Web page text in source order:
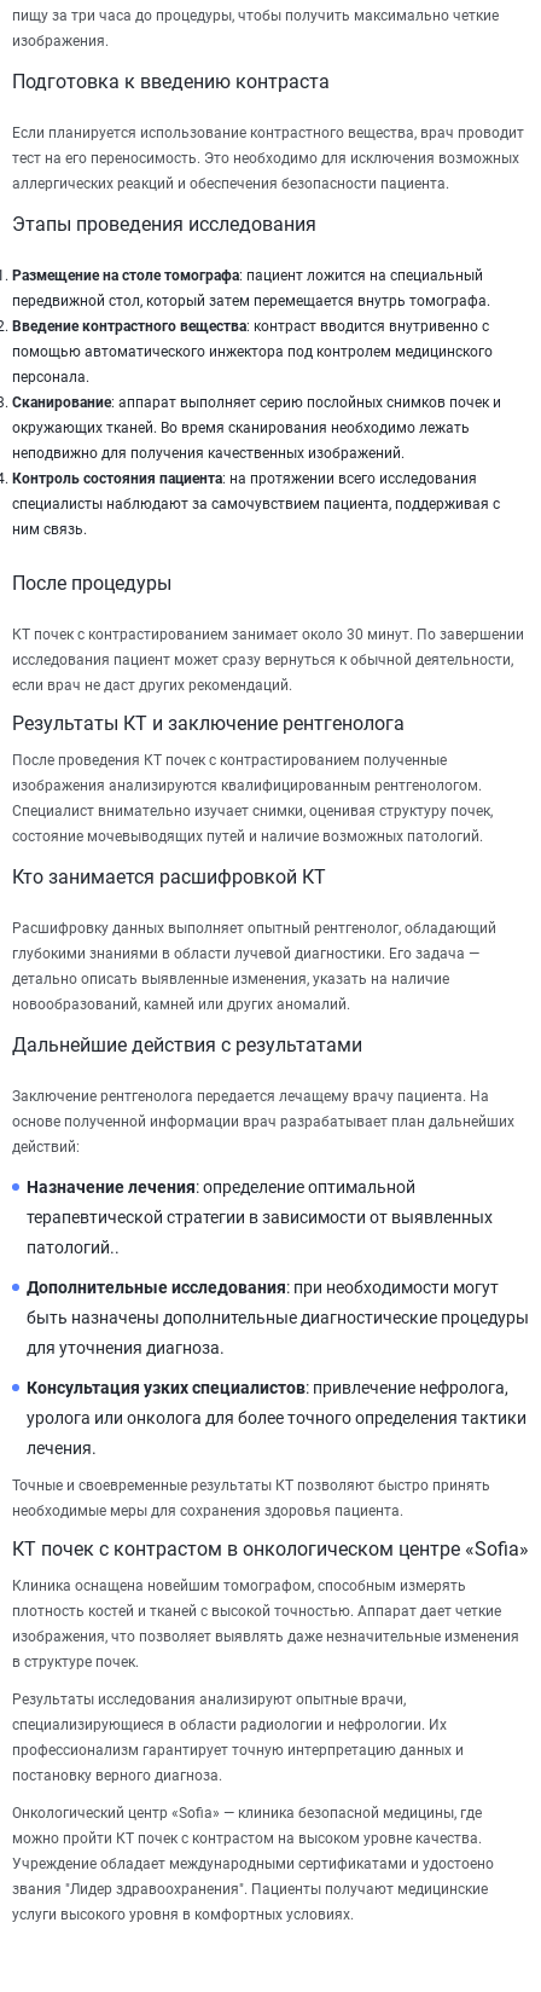
пищу за три часа до процедуры, чтобы получить максимально четкие
изображения.
Подготовка к введению контраста
Если планируется использование контрастного вещества, врач проводит
тест на его переносимость. Это необходимо для исключения возможных
аллергических реакций и обеспечения безопасности пациента.
Этапы проведения исследования
Размещение на столе томографа: пациент ложится на специальный
передвижной стол, который затем перемещается внутрь томографа.
Введение контрастного вещества: контраст вводится внутривенно с
помощью автоматического инжектора под контролем медицинского
персонала.
Сканирование: аппарат выполняет серию послойных снимков почек и
окружающих тканей. Во время сканирования необходимо лежать
неподвижно для получения качественных изображений.
Контроль состояния пациента: на протяжении всего исследования
специалисты наблюдают за самочувствием пациента, поддерживая с
ним связь.
После процедуры
КТ почек с контрастированием занимает около 30 минут. По завершении
исследования пациент может сразу вернуться к обычной деятельности,
если врач не даст других рекомендаций.
Результаты КТ и заключение рентгенолога
После проведения КТ почек с контрастированием полученные
изображения анализируются квалифицированным рентгенологом.
Специалист внимательно изучает снимки, оценивая структуру почек,
состояние мочевыводящих путей и наличие возможных патологий.
Кто занимается расшифровкой КТ
Расшифровку данных выполняет опытный рентгенолог, обладающий
глубокими знаниями в области лучевой диагностики. Его задача —
детально описать выявленные изменения, указать на наличие
новообразований, камней или других аномалий.
Дальнейшие действия с результатами
Заключение рентгенолога передается лечащему врачу пациента. На
основе полученной информации врач разрабатывает план дальнейших
действий:
Назначение лечения: определение оптимальной
терапевтической стратегии в зависимости от выявленных
патологий..
Дополнительные исследования: при необходимости могут
быть назначены дополнительные диагностические процедуры
для уточнения диагноза.
Консультация узких специалистов: привлечение нефролога,
уролога или онколога для более точного определения тактики
лечения.
Точные и своевременные результаты КТ позволяют быстро принять
необходимые меры для сохранения здоровья пациента.
КТ почек с контрастом в онкологическом центре «Sofia»
Клиника оснащена новейшим томографом, способным измерять
плотность костей и тканей с высокой точностью. Аппарат дает четкие
изображения, что позволяет выявлять даже незначительные изменения
в структуре почек.
Результаты исследования анализируют опытные врачи,
специализирующиеся в области радиологии и нефрологии. Их
профессионализм гарантирует точную интерпретацию данных и
постановку верного диагноза.
Онкологический центр «Sofia» — клиника безопасной медицины, где
можно пройти КТ почек с контрастом на высоком уровне качества.
Учреждение обладает международными сертификатами и удостоено
звания "Лидер здравоохранения". Пациенты получают медицинские
услуги высокого уровня в комфортных условиях.